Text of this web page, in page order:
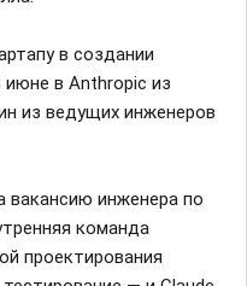
в создании
в Anthropic из
из ведущих инженеров
вакансию инженера по
команда
проектирования